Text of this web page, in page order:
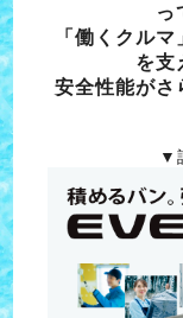
っ
「働くクル
を支
安全性能がさ
▼